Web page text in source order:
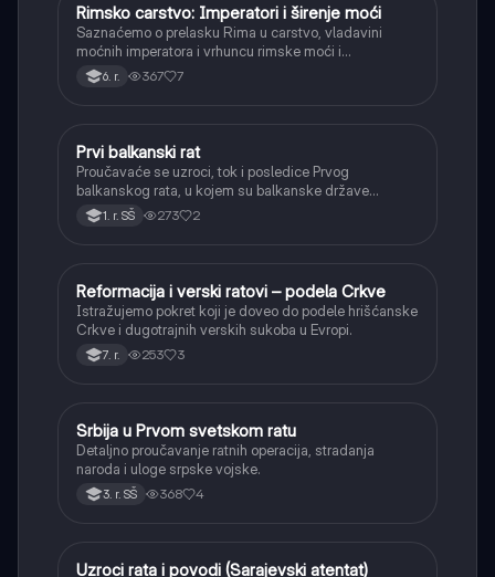
Istorija
Rimsko carstvo: Imperatori i širenje moći
Saznaćemo o prelasku Rima u carstvo, vladavini
moćnih imperatora i vrhuncu rimske moći i
teritorijalnog širenja.
6. r. 367 7
Istorija
Prvi balkanski rat
Proučavaće se uzroci, tok i posledice Prvog
balkanskog rata, u kojem su balkanske države
oslobodile veći deo teritorija od Osmanskog carstva.
1. r. SŠ 273 2
Istorija
Reformacija i verski ratovi – podela Crkve
Istražujemo pokret koji je doveo do podele hrišćanske
Crkve i dugotrajnih verskih sukoba u Evropi.
7. r. 253 3
Istorija
Srbija u Prvom svetskom ratu
Detaljno proučavanje ratnih operacija, stradanja
naroda i uloge srpske vojske.
3. r. SŠ 368 4
Istorija
Uzroci rata i povodi (Sarajevski atentat)